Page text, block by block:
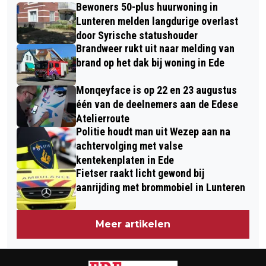
VERNIELING
OMGEVING VAN EDE EN WAGENINGEN
TIJDENS DE NATUURWERKDAG
Bewoners 50-plus huurwoning in
Lunteren melden langdurige overlast
door Syrische statushouder
Brandweer rukt uit naar melding van
brand op het dak bij woning in Ede
Monqeyface is op 22 en 23 augustus
één van de deelnemers aan de Edese
Atelierroute
Politie houdt man uit Wezep aan na
achtervolging met valse
kentekenplaten in Ede
Fietser raakt licht gewond bij
aanrijding met brommobiel in Lunteren
Meer artikelen